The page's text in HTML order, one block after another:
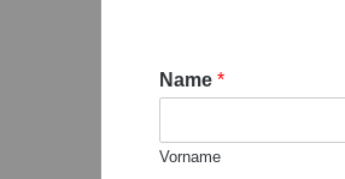
Name *
Vorname